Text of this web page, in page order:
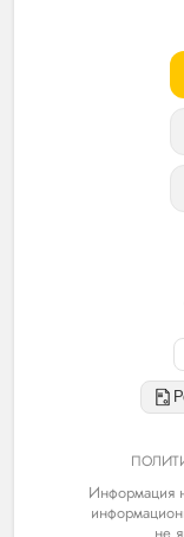
Информация